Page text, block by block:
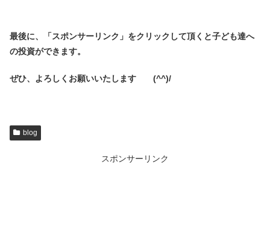
最後に、「スポンサーリンク」をクリックして頂くと子ども達へ
の投資ができます。
ぜひ、よろしくお願いいたします (^^)/
blog
スポンサーリンク